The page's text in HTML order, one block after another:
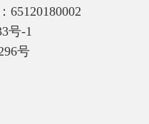
65120180002
号-1
号